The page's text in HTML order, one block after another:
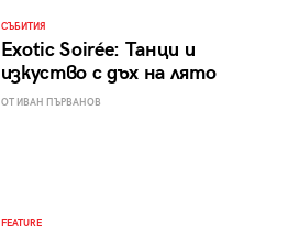
СЪБИТИЯ
Exotic Soirée: Танци и
изкуство с дъх на лято
ОТ ИВАН ПЪРВАНОВ
FEATURE